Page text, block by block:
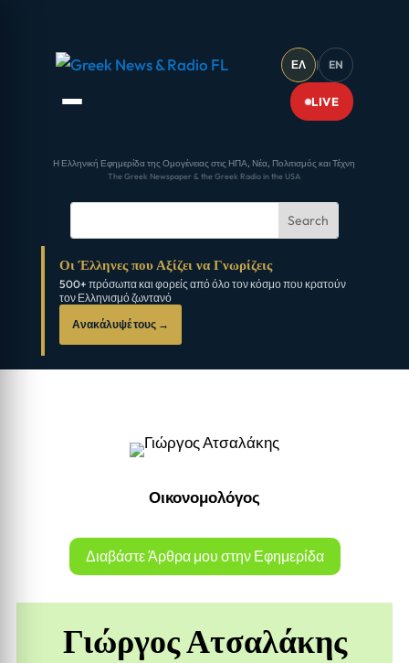
ΕΛ | EN
LIVE
Η Ελληνική Εφημερίδα της Ομογένειας στις ΗΠΑ, Νέα, Πολιτισμός και Τέχνη
The Greek Newspaper & the Greek Radio in the USA
Οι Έλληνες που Αξίζει να Γνωρίζεις
500+ πρόσωπα και φορείς από όλο τον κόσμο που κρατούν
τον Ελληνισμό ζωντανό
Ανακάλυψέ τους →
Οικονομολόγος
Διαβάστε Άρθρα μου στην Εφημερίδα
Γιώργος Ατσαλάκης